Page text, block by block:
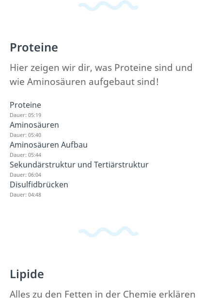
Proteine
Hier zeigen wir dir, was Proteine sind und
wie Aminosäuren aufgebaut sind!
Proteine
Dauer: 05:19
Aminosäuren
Dauer: 05:40
Aminosäuren Aufbau
Dauer: 05:44
Sekundärstruktur und Tertiärstruktur
Dauer: 06:04
Disulfidbrücken
Dauer: 04:48
Lipide
Alles zu den Fetten in der Chemie erklären